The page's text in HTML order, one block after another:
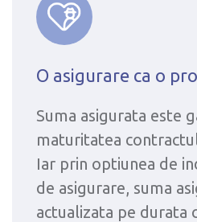
O asigurare ca o
Suma asigurata este
maturitatea
Iar prin optiunea de
de asigurare, suma
actualizata pe durata